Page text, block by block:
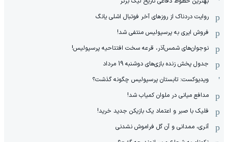
روایت دردناک از روزهای آخر فوتبال اشلی یانگ
فروش ایری به پرسپولیس منتفی شد!
نوجوان‌های شمس‌آذر، قرعه سخت افتتاحیه پرسپولیس!
جدول پخش زنده بازی‌های دوشنبه 19 مرداد
ویدیوکست: تابستان پرسپولیس چگونه گذشت؟
مدافع میانی در ملوان کمیاب شد!
فلیک با صبر و اعتماد یک بازیکن جدید خرید!
آنری، ممدانی و آن گل فراموش نشدنی